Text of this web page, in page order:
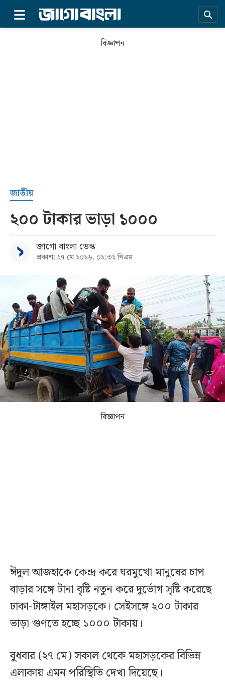
সর্বশেষ
সব
আর্কাইভ
কনভার্টার
বিজ্ঞাপন
জাতীয়
২০০ টাকার ভাড়া ১০০০
জাগো বাংলা ডেস্ক
প্রকাশ: ২৭ মে ২০২৬, ০২:৩২ পিএম
বিজ্ঞাপন
ঈদুল আজহাকে কেন্দ্র করে ঘরমুখো মানুষের চাপ
বাড়ার সঙ্গে টানা বৃষ্টি নতুন করে দুর্ভোগ সৃষ্টি করেছে
ঢাকা-টাঙ্গাইল মহাসড়কে। সেইসঙ্গে ২০০ টাকার
ভাড়া গুণতে হচ্ছে ১০০০ টাকায়।
বুধবার (২৭ মে) সকাল থেকে মহাসড়কের বিভিন্ন
এলাকায় এমন পরিস্থিতি দেখা দিয়েছে।